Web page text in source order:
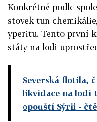
Konkrétně podle
stovek tun
yperitu. Tento první
státy na lodi
Severská flotila,
likvidace na lodi
opouští Sýrii -